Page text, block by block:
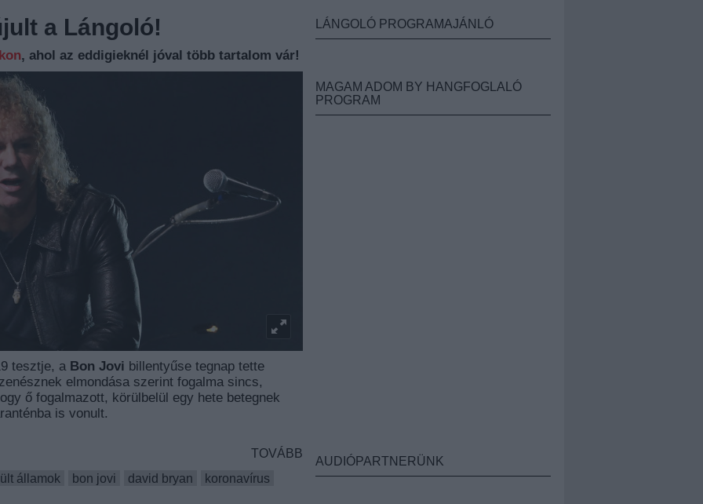
a Lángoló!
, ahol az eddigieknél jóval több tartalom vár!
tesztje, a Bon Jovi billentyűse tegnap tette
elmondása szerint fogalma sincs,
ő fogalmazott, körülbelül egy hete betegnek
is vonult.
TOVÁBB
államok bon jovi david bryan koronavírus
LÁNGOLÓ PROGRAMAJÁNLÓ
MAGAM ADOM BY HANGFOGLALÓ
PROGRAM
AUDIÓPARTNERÜNK